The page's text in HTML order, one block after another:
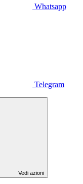
Whatsapp
Telegram
Vedi azioni